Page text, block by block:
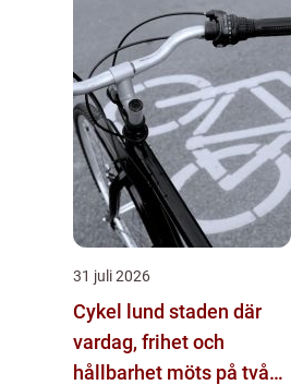
31 juli 2026
Cykel lund staden där
vardag, frihet och
hållbarhet möts på två